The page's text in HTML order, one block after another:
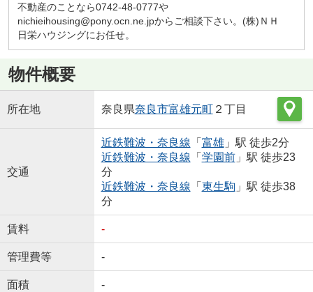
不動産のことなら0742-48-0777や
nichieihousing@pony.ocn.ne.jpからご相談下さい。(株)ＮＨ
日栄ハウジングにお任せ。
物件概要
所在地 奈良県奈良市富雄元町２丁目
交通
近鉄難波・奈良線 「 富雄」駅 徒歩2分
近鉄難波・奈良線 「 学園前」駅 徒歩23
分
近鉄難波・奈良線 「 東生駒」駅 徒歩38
分
賃料 -
管理費等 -
面積 -